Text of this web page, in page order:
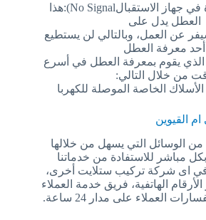
عدم وجود إشارة في جهاز الاستقبالNo Signal):هذا
العطل يدل على
عن العمل، وبالتالي لن يستطيع
أحد معرفة العطل
الذي يقوم بمعرفة العطل في أسرع
من خلال التالي:
الخاصة الموصلة للكهربا
القيوين
من الوسائل التي يسهل من خلالها
مباشر للاستفادة من خدماتنا
في اى شركة تركيب ستلايت أخرى،
الهاتفية، فريق خدمة العملاء
العملاء على مدار 24 ساعة.